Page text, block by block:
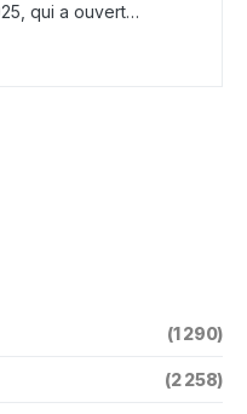
qui a ouvert…
(1 290)
(2 258)